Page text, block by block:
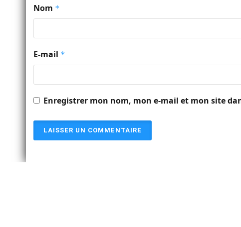
Nom *
E-mail *
Enregistrer mon nom, mon e-mail et mon site